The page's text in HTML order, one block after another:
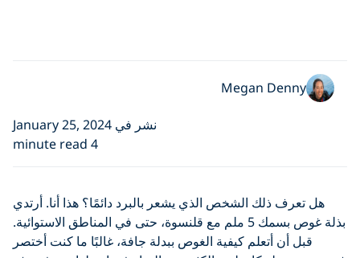
Megan Denny
نشر في January 25, 2024
4 minute read
هل تعرف ذلك الشخص الذي يشعر بالبرد دائمًا؟ هذا أنا. أرتدي
بذلة غوص بسمك 5 ملم مع قلنسوة، حتى في المناطق الاستوائية.
قبل أن أتعلم كيفية الغوص ببدلة جافة، غالبًا ما كنت أختصر